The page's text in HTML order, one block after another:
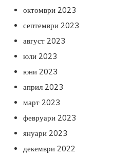
октомври 2023
септември 2023
август 2023
юли 2023
юни 2023
април 2023
март 2023
февруари 2023
януари 2023
декември 2022